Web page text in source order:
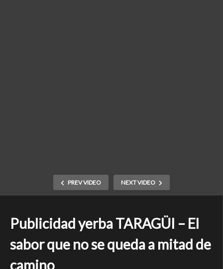
PREV VIDEO NEXT VIDEO
Publicidad yerba TARAGÜI – El
sabor que no se queda a mitad de
camino